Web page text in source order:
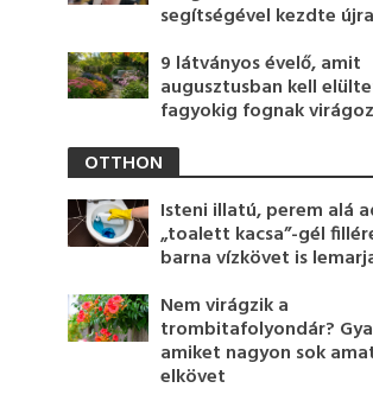
segítségével kezdte
9 látványos évelő, amit
augusztusban kell
fagyokig fognak
OTTHON
Isteni illatú, perem alá
„toalett kacsa”-gél
barna vízkövet is
Nem virágzik a
trombitafolyondár?
amiket nagyon sok
elkövet